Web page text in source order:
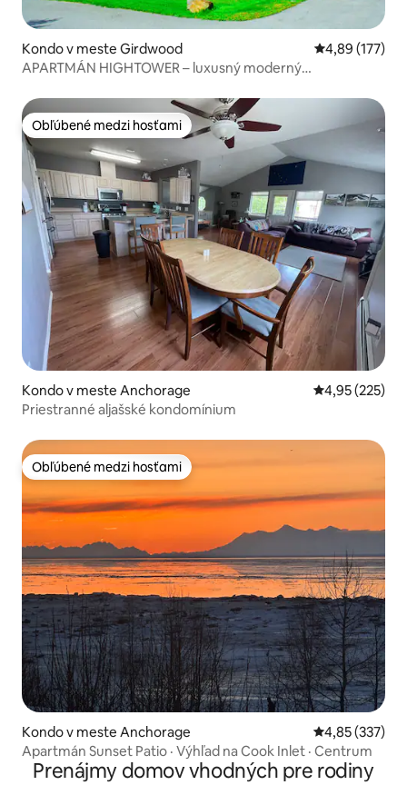
Kondo v meste Girdwood Priemerné
4,89 (177)
APARTMÁN HIGHTOWER – luxusný moderný
Obľúbené medzi hosťami
Obľúbené medzi hosťami
Kondo v meste Anchorage Priemerné
4,95 (225)
Priestranné aljašské kondomínium
Obľúbené medzi hosťami
Obľúbené medzi hosťami
Kondo v meste Anchorage Priemerné
4,85 (337)
Apartmán Sunset Patio · Výhľad na Cook Inlet · Centrum
Prenájmy domov vhodných pre rodiny